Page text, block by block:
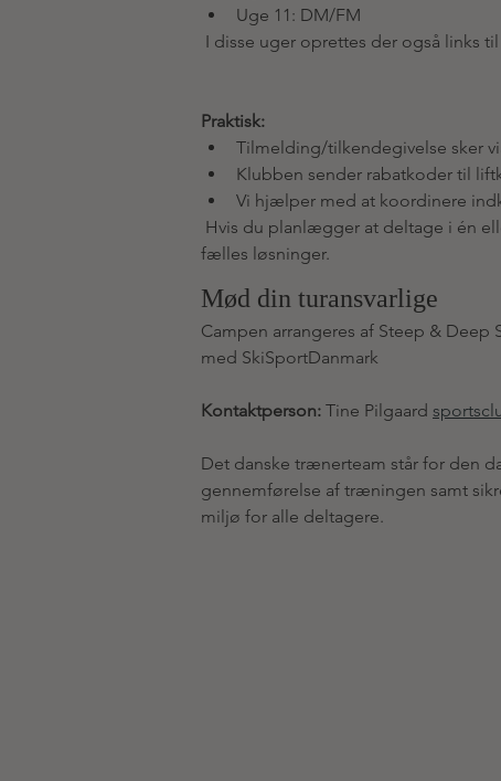
Uge 11: DM/FM
I disse uger oprettes der også links
Praktisk:
Tilmelding/tilkendegivelse sker
Klubben sender rabatkoder til
Vi hjælper med at koordinere
Hvis du planlægger at deltage i én
fælles løsninger.
Mød din turansvarlige
Campen arrangeres af Steep & Deep
med SkiSportDanmark
Kontaktperson: Tine Pilgaard
Det danske trænerteam står for den
gennemførelse af træningen samt
miljø for alle deltagere.